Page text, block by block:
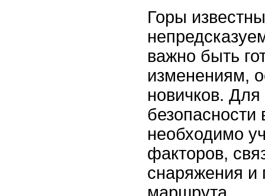
Горы
важно быть
изменениям,
новичков.
необходимо
факторов,
снаряжения и